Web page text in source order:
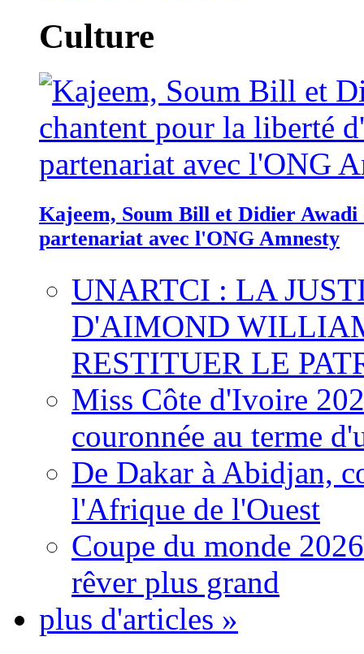
Culture
Kajeem, Soum Bill et Didier
partenariat avec l'ONG Amnesty
UNARTCI : LA
D'AIMOND
RESTITUER LE
Miss Côte d'Ivoire
couronnée au terme
De Dakar à Abidjan,
l'Afrique de l'Ouest
Coupe du monde
rêver plus grand
plus d'articles »